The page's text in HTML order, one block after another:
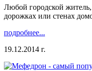
Любой городской
дорожках или стенах
подробнее...
19.12.2014 г.